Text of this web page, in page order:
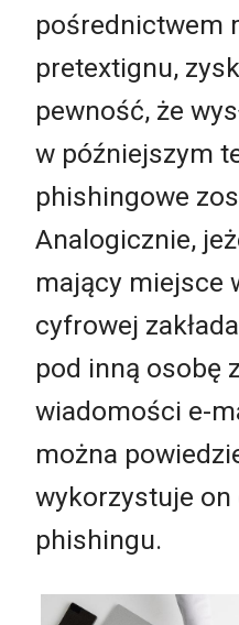
pośrednictwem
pretextignu,
pewność, że
w późniejszym
phishingowe
Analogicznie,
mający miejsce
cyfrowej
pod inną osobę
wiadomości e-
można
wykorzystuje on
phishingu.